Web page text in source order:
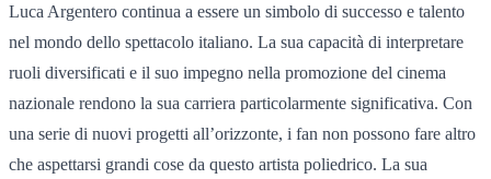
Luca Argentero continua a essere un simbolo di successo e talento
nel mondo dello spettacolo italiano. La sua capacità di interpretare
ruoli diversificati e il suo impegno nella promozione del cinema
nazionale rendono la sua carriera particolarmente significativa. Con
una serie di nuovi progetti all’orizzonte, i fan non possono fare altro
che aspettarsi grandi cose da questo artista poliedrico. La sua